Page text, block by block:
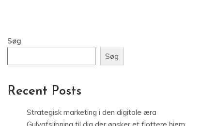
Søg
Søg
Recent Posts
Strategisk marketing i den digitale æra